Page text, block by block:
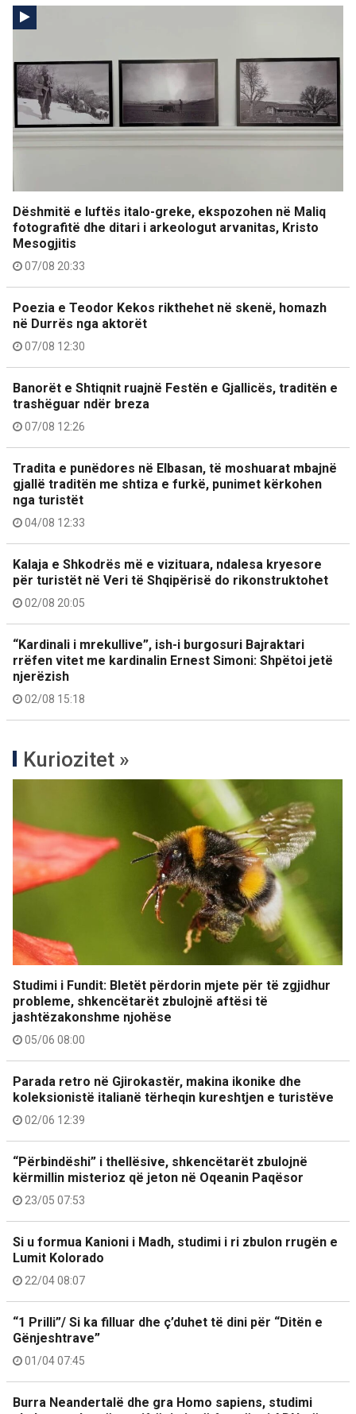
Dëshmitë e luftës italo-greke, ekspozohen në Maliq
fotografitë dhe ditari i arkeologut arvanitas, Kristo
Mesogjitis
07/08 20:33
Poezia e Teodor Kekos rikthehet në skenë, homazh
në Durrës nga aktorët
07/08 12:30
Banorët e Shtiqnit ruajnë Festën e Gjallicës, traditën e
trashëguar ndër breza
07/08 12:26
Tradita e punëdores në Elbasan, të moshuarat mbajnë
gjallë traditën me shtiza e furkë, punimet kërkohen
nga turistët
04/08 12:33
Kalaja e Shkodrës më e vizituara, ndalesa kryesore
për turistët në Veri të Shqipërisë do rikonstruktohet
02/08 20:05
“Kardinali i mrekullive”, ish-i burgosuri Bajraktari
rrëfen vitet me kardinalin Ernest Simoni: Shpëtoi jetë
njerëzish
02/08 15:18
Kuriozitet »
Studimi i Fundit: Bletët përdorin mjete për të zgjidhur
probleme, shkencëtarët zbulojnë aftësi të
jashtëzakonshme njohëse
05/06 08:00
Parada retro në Gjirokastër, makina ikonike dhe
koleksionistë italianë tërheqin kureshtjen e turistëve
02/06 12:39
“Përbindëshi” i thellësive, shkencëtarët zbulojnë
kërmillin misterioz që jeton në Oqeanin Paqësor
23/05 07:53
Si u formua Kanioni i Madh, studimi i ri zbulon rrugën e
Lumit Kolorado
22/04 08:07
“1 Prilli”/ Si ka filluar dhe ç’duhet të dini për “Ditën e
Gënjeshtrave”
01/04 07:45
Burra Neandertalë dhe gra Homo sapiens, studimi